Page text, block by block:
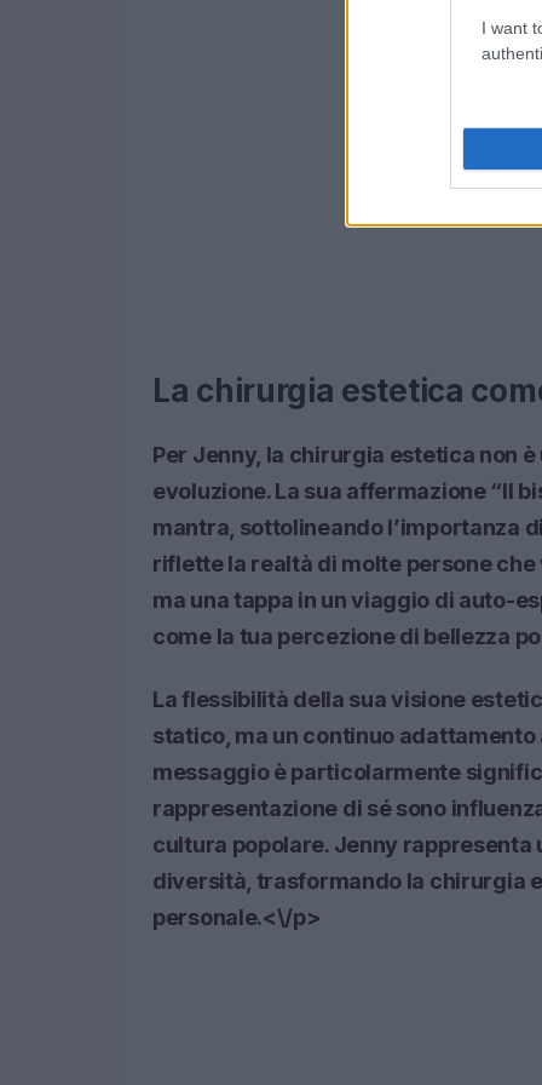
I want
La chirurgia estetica
Per Jenny, la chirurgia estetica non
evoluzione. La sua affermazione “Il
mantra, sottolineando l’importanza
riflette la realtà di molte persone
ma una tappa in un viaggio di auto-
come la tua percezione di bellezza
La flessibilità della sua visione
statico, ma un continuo
messaggio è particolarmente
rappresentazione di sé sono
cultura popolare. Jenny rappresenta
diversità, trasformando la chirurgia
personale.<\/p>